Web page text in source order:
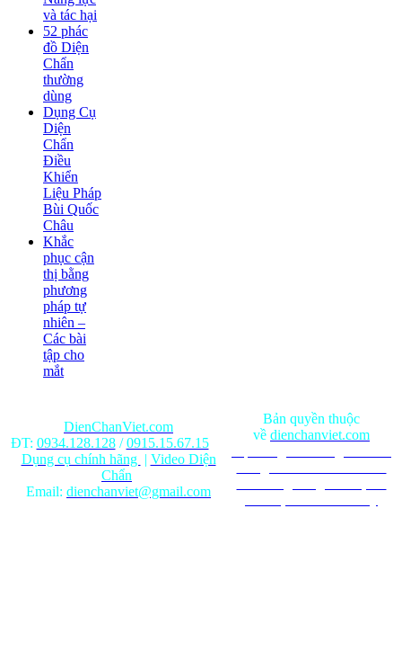
và tác hại
52 phác
đồ Diện
Chẩn
thường
dùng
Dụng Cụ
Diện
Chẩn
Điều
Khiển
Liệu Pháp
Bùi Quốc
Châu
Khắc
phục cận
thị bằng
phương
pháp tự
nhiên –
Các bài
tập cho
mắt
DienChanViet.com
ĐT: 0934.128.128/0915.15.67.15
Dụng cụ chính hãng | Video Diện
Chẩn
Email: dienchanviet@gmail.com
Bản quyền thuộc
về dienchanviet.com